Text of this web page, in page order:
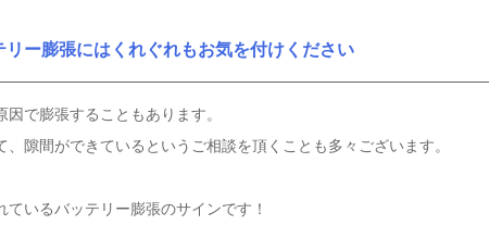
ー膨張にはくれぐれもお気を付けください
で膨張することもあります。
隙間ができているというご相談を頂くことも多々ございます。
いるバッテリー膨張のサインです！